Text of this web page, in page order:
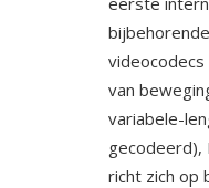
van
variabele-
gecodeerd),
richt zich op